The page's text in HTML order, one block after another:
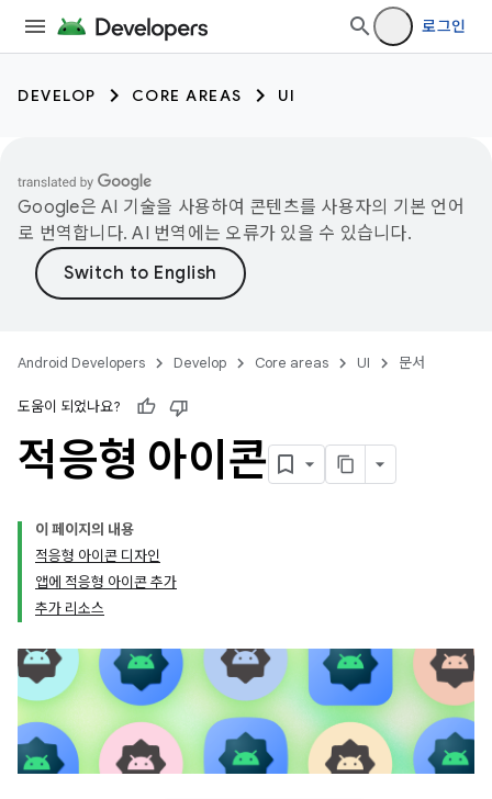
로그인
DEVELOP CORE AREAS UI
Google은 AI 기술을 사용하여 콘텐츠를 사용자의 기본 언어
로 번역합니다. AI 번역에는 오류가 있을 수 있습니다.
Android Developers Develop Core areas UI 문서
도움이 되었나요?
적응형 아이콘
이 페이지의 내용
적응형 아이콘 디자인
앱에 적응형 아이콘 추가
추가 리소스